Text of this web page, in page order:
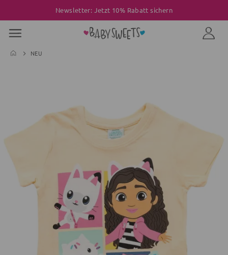
Newsletter: Jetzt 10% Rabatt sichern
NEU